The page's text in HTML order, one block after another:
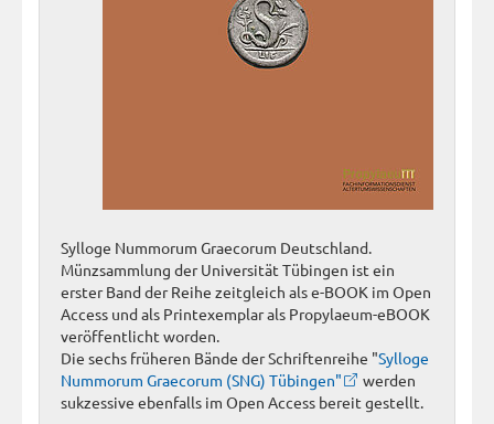
Sylloge Nummorum Graecorum Deutschland.
Münzsammlung der Universität Tübingen ist ein
erster Band der Reihe zeitgleich als e-BOOK im Open
Access und als Printexemplar als Propylaeum-eBOOK
veröffentlicht worden.
Die sechs früheren Bände der Schriftenreihe "Sylloge
Nummorum Graecorum (SNG) Tübingen"
werden
sukzessive ebenfalls im Open Access bereit gestellt.